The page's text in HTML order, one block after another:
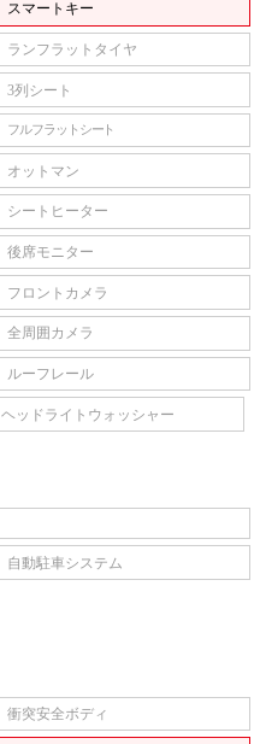
スマートキー
ランフラットタイヤ
3列シート
フルフラットシート
オットマン
シートヒーター
後席モニター
フロントカメラ
全周囲カメラ
ルーフレール
ヘッドライトウォッシャー
自動駐車システム
衝突安全ボディ